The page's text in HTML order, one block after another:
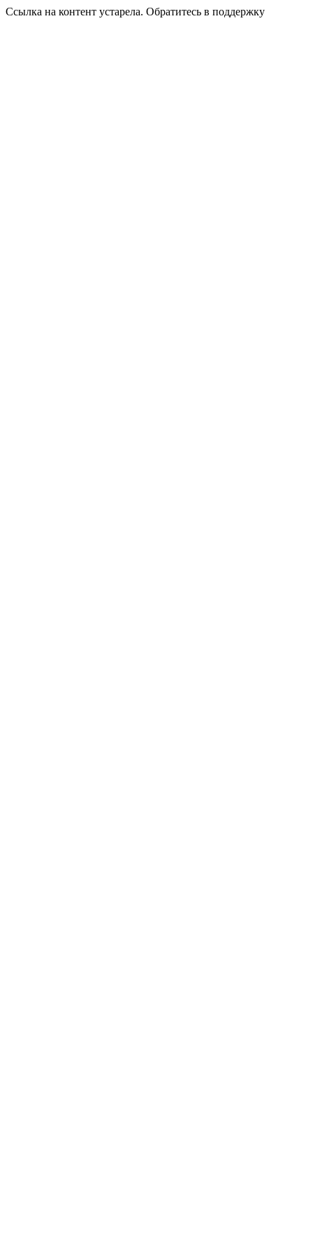
Ссылка на контент устарела. Обратитесь в поддержку